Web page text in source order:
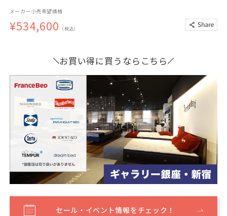
メーカー小売希望価格
¥534,600 （税込）
お買い得に買うならこちら
セール・イベント情報をチェック！